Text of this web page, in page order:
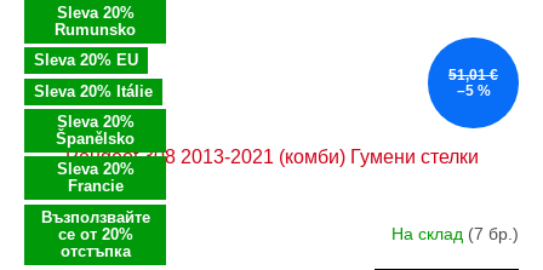
Sleva 20%
Rumunsko
Sleva 20% EU
Sleva 20% Itálie
Sleva 20%
Španělsko
Sleva 20%
Francie
Възползвайте
се от 20%
отстъпка
51,01 €
–5 %
Peugeot 308 2013-2021 (комби) Гумени стелки
На склад (7 бр.)